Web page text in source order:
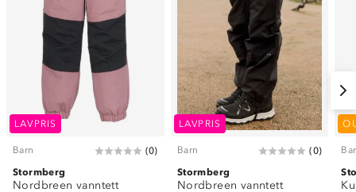
LAVPRIS
Barn (0)
Stormberg
Nordbreen vanntett
LAVPRIS
Barn (0)
Stormberg
Nordbreen vanntett